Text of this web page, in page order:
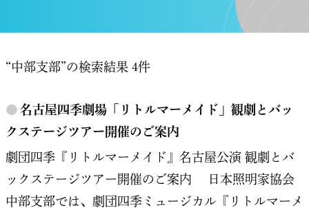
“中部支部”の検索結果 4件
● 名古屋四季劇場「リトルマーメイド」観劇とバッ
クステージツアー開催のご案内
劇団四季『リトルマーメイド』名古屋公演 観劇とバ
ックステージツアー開催のご案内 日本照明家協会
中部支部では、劇団四季ミュージカル『リトルマーメ